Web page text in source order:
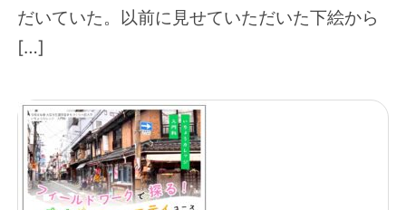
だいていた。以前に見せていただいた下絵から
[…]